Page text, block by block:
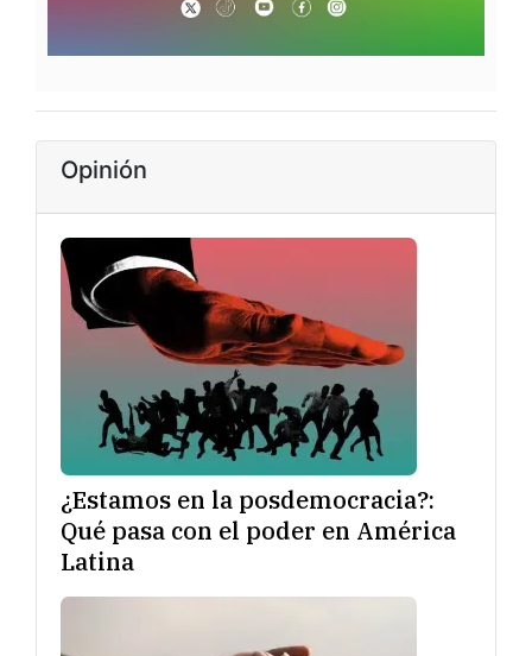
Opinión
¿Estamos en la posdemocracia?:
Qué pasa con el poder en América
Latina